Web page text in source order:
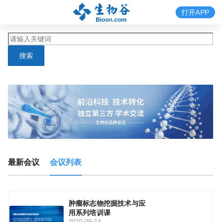
搜索
打开APP
最新会议 会议列表
肿瘤标志物挖掘技术与应
用系列培训课